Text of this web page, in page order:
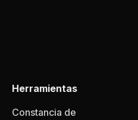
Herramientas
Constancia de